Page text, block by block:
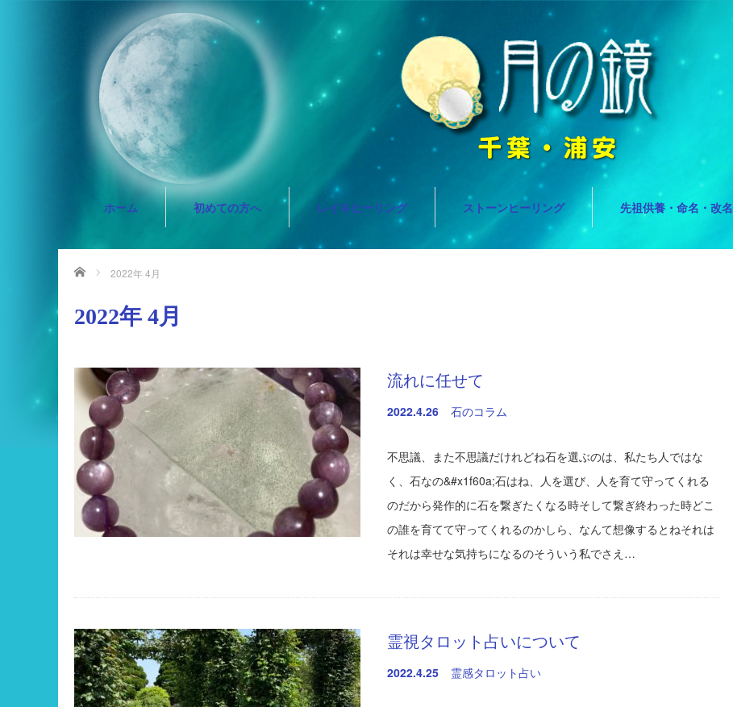
ホーム 初めての方へ レイキヒーリング ストーンヒーリング 先祖供養・命名・改名
ホーム 2022年 4月
2022年 4月
流れに任せて
2022.4.26 石のコラム
不思議、また不思議だけれどね石を選ぶのは、私たち人ではな
く、石なの&#x1f60a;石はね、人を選び、人を育て守ってくれる
のだから発作的に石を繋ぎたくなる時そして繋ぎ終わった時どこ
の誰を育てて守ってくれるのかしら、なんて想像するとねそれは
それは幸せな気持ちになるのそういう私でさえ…
霊視タロット占いについて
2022.4.25 霊感タロット占い